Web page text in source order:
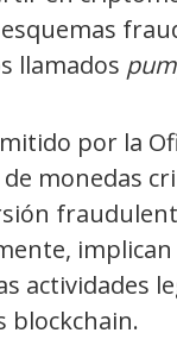
llamados
por la
de monedas
implican
actividades
blockchain.